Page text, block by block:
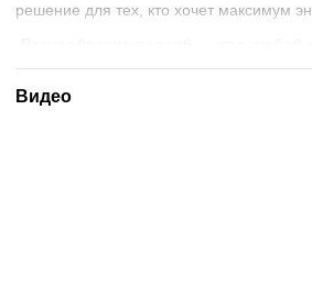
решение для тех, кто хочет максимум
Запас хода до 70 км.
Видео